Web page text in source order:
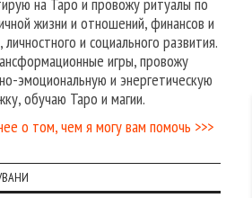
на Таро и провожу ритуалы по
жизни и отношений, финансов и
и социального развития.
игры, провожу
эмоциональную и энергетическую
обучаю Таро и магии.
о том, чем я могу вам помочь >>>